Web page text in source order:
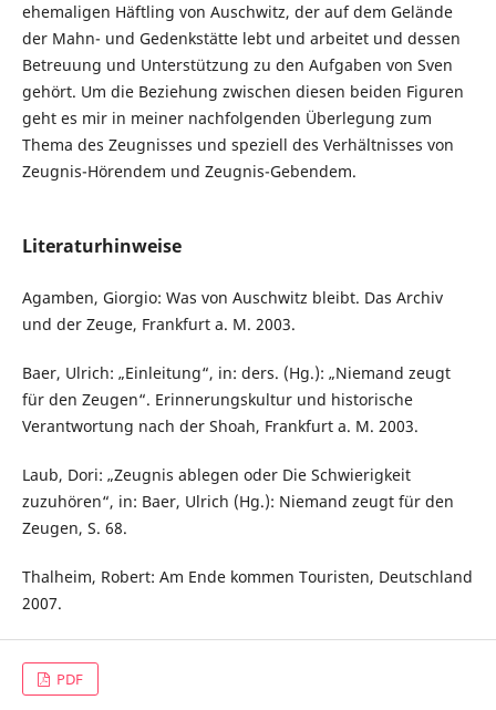
ehemaligen Häftling von Auschwitz, der auf dem Gelände
der Mahn- und Gedenkstätte lebt und arbeitet und dessen
Betreuung und Unterstützung zu den Aufgaben von Sven
gehört. Um die Beziehung zwischen diesen beiden Figuren
geht es mir in meiner nachfolgenden Überlegung zum
Thema des Zeugnisses und speziell des Verhältnisses von
Zeugnis-Hörendem und Zeugnis-Gebendem.
Literaturhinweise
Agamben, Giorgio: Was von Auschwitz bleibt. Das Archiv
und der Zeuge, Frankfurt a. M. 2003.
Baer, Ulrich: „Einleitung“, in: ders. (Hg.): „Niemand zeugt
für den Zeugen“. Erinnerungskultur und historische
Verantwortung nach der Shoah, Frankfurt a. M. 2003.
Laub, Dori: „Zeugnis ablegen oder Die Schwierigkeit
zuzuhören“, in: Baer, Ulrich (Hg.): Niemand zeugt für den
Zeugen, S. 68.
Thalheim, Robert: Am Ende kommen Touristen, Deutschland
2007.
PDF